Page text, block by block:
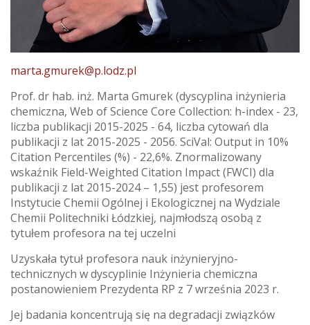
marta.gmurek@p.lodz.pl
Prof. dr hab. inż. Marta Gmurek (dyscyplina inżynieria
chemiczna, Web of Science Core Collection: h-index - 23,
liczba publikacji 2015-2025 - 64, liczba cytowań dla
publikacji z lat 2015-2025 - 2056. SciVal: Output in 10%
Citation Percentiles (%) - 22,6%. Znormalizowany
wskaźnik Field-Weighted Citation Impact (FWCI) dla
publikacji z lat 2015-2024 – 1,55) jest profesorem
Instytucie Chemii Ogólnej i Ekologicznej na Wydziale
Chemii Politechniki Łódzkiej, najmłodszą osobą z
tytułem profesora na tej uczelni
Uzyskała tytuł profesora nauk inżynieryjno-
technicznych w dyscyplinie Inżynieria chemiczna
postanowieniem Prezydenta RP z 7 września 2023 r.
Jej badania koncentrują się na degradacji związków